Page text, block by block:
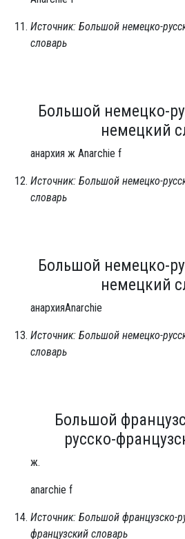
Источник: Большой немецко-
словарь
Большой немецко-
немецкий
анархия ж Anarchie f
Источник: Большой немецко-
словарь
Большой немецко-
немецкий
анархияAnarchie
Источник: Большой немецко-
словарь
Большой
русско-
ж.
anarchie f
Источник: Большой французско-
французский словарь